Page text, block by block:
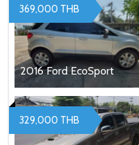
2016 Ford EcoSport
369,000 THB
329,000 THB